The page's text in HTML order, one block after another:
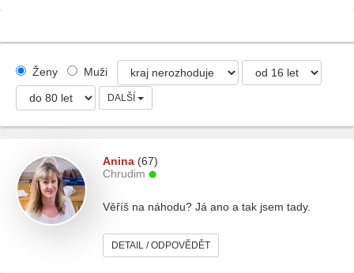
Ženy Muži
DALŠÍ
Anina (67)
Chrudim
Věříš na náhodu? Já ano a tak jsem tady.
DETAIL / ODPOVĚDĚT